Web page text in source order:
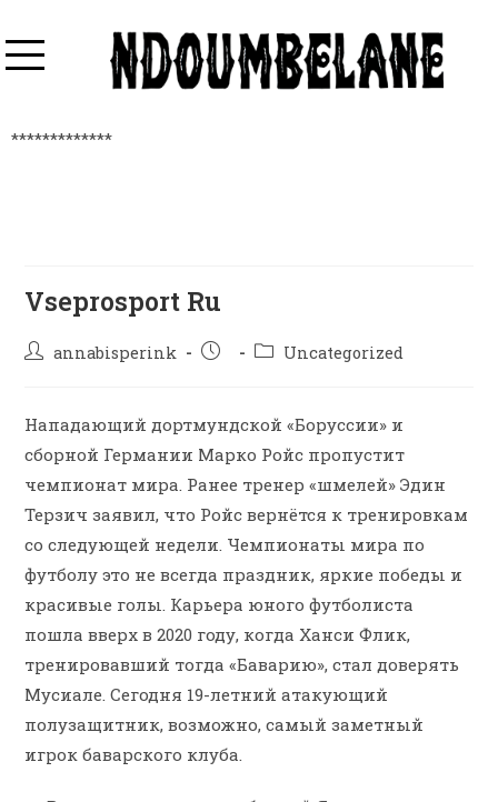
*************
Vseprosport Ru
annabisperink Uncategorized
Нападающий дортмундской «Боруссии» и
сборной Германии Марко Ройс пропустит
чемпионат мира. Ранее тренер «шмелей» Эдин
Терзич заявил, что Ройс вернётся к тренировкам
со следующей недели. Чемпионаты мира по
футболу это не всегда праздник, яркие победы и
красивые голы. Карьера юного футболиста
пошла вверх в 2020 году, когда Ханси Флик,
тренировавший тогда «Баварию», стал доверять
Мусиале. Сегодня 19-летний атакующий
полузащитник, возможно, самый заметный
игрок баварского клуба.